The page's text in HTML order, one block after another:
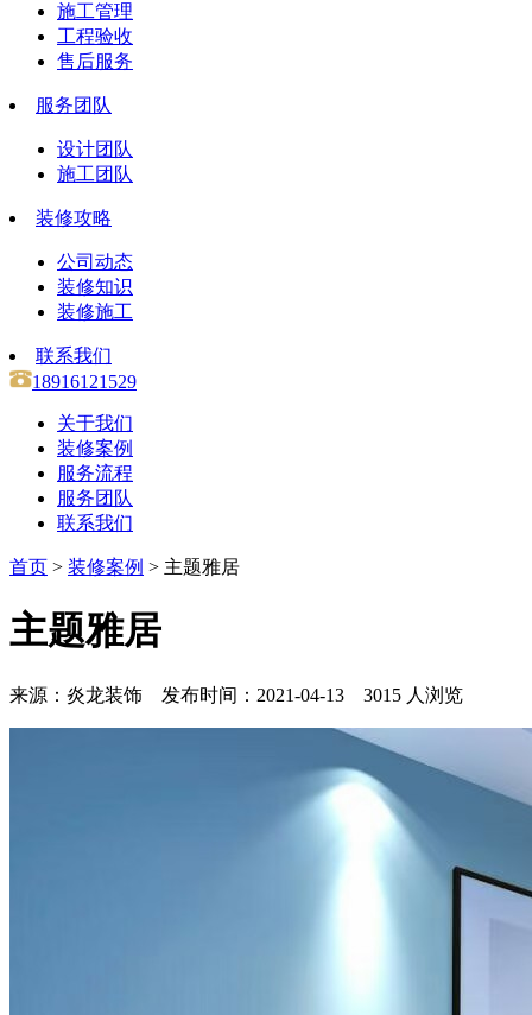
施工管理
工程验收
售后服务
服务团队
设计团队
施工团队
装修攻略
公司动态
装修知识
装修施工
联系我们
18916121529
关于我们
装修案例
服务流程
服务团队
联系我们
首页 > 装修案例 > 主题雅居
主题雅居
来源：炎龙装饰 发布时间：2021-04-13 3015 人浏览